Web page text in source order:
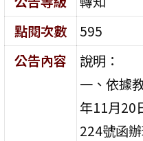
點閱次數
595
公告內容
說明：
一、依據
年11月20
224號函辦